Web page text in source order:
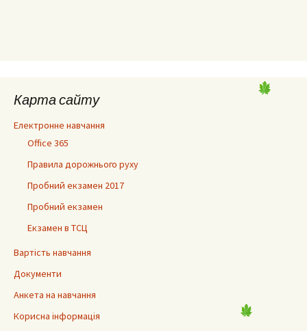
Карта сайту
Електронне навчання
Office 365
Правила дорожнього руху
Пробний екзамен 2017
Пробний екзамен
Екзамен в ТСЦ
Вартість навчання
Документи
Анкета на навчання
Корисна інформація